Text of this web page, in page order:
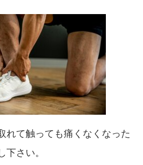
れて触っても痛くなくなった
下さい。